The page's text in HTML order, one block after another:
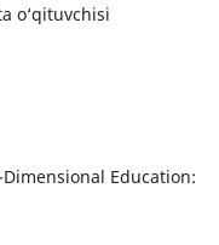
o‘qituvchisi
Education: